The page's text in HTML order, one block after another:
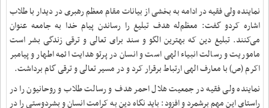
نماینده ولی فقیه در ادامه به بخشی از بیانات مقام معظم رهبری در دیدار با طلاب
اشاره کردو گفت: معظم‌له هدف تبلیغ را رساندن پیام خدا به جامعه عنوان
می‌کنند. تبلیغ دین که بهترین الگو و سند برای تعالی و ترقی زندگی بشر است
ماموریت و رسالت انبیاء الهی است و انسان در پرتو هدایت ائمه اطهار و پیامبر
اکرم (ص) با معارف الهی ارتباط برقرار کرد و در مسیر تعالی و ترقی گام برداشت.
نماینده ولی فقیه در جمعیت هلال احمر هدف و رسالت طلاب و روحانیون را در
راستای این مهم برشمرد و افزود: باید نگاه دین به کرامت انسان و بشردوستی را در